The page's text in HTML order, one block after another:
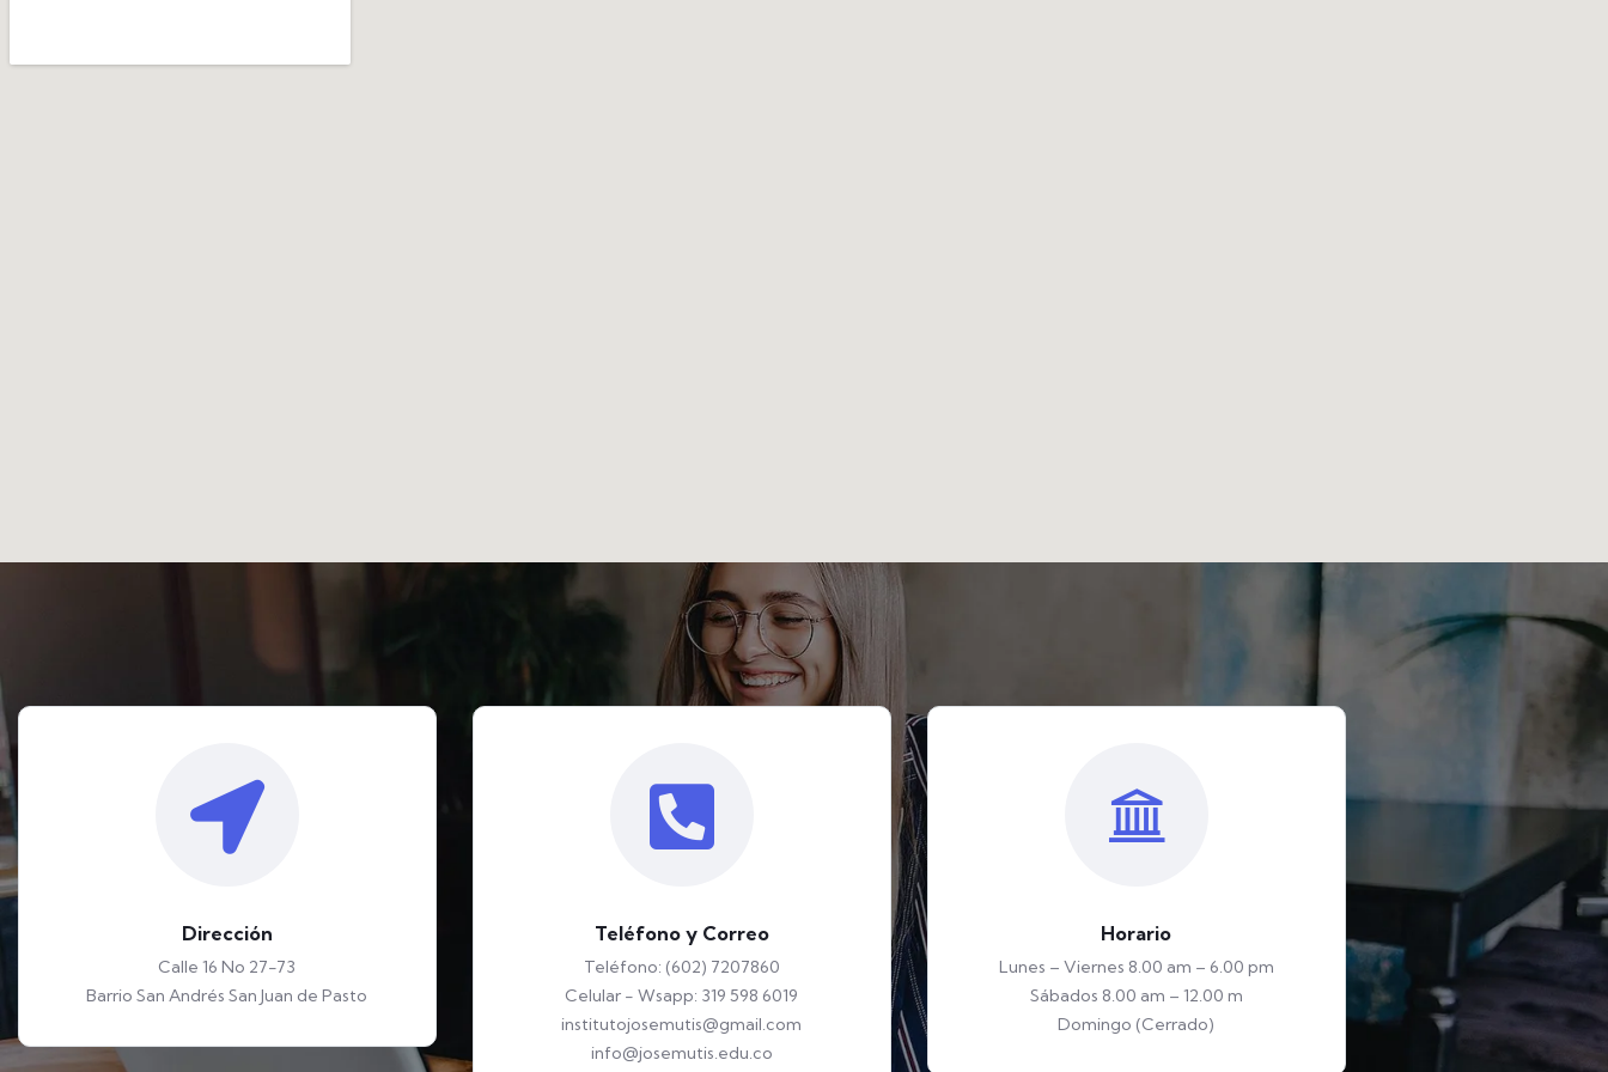
Dirección
Calle 16 No 27-73
Barrio San Andrés San Juan de Pasto
Teléfono y Correo
Teléfono: (602) 7207860
Celular - Wsapp: 319 598 6019
institutojosemutis@gmail.com
info@josemutis.edu.co
Horario
Lunes – Viernes 8.00 am – 6.00 pm
Sábados 8.00 am – 12.00 m
Domingo (Cerrado)